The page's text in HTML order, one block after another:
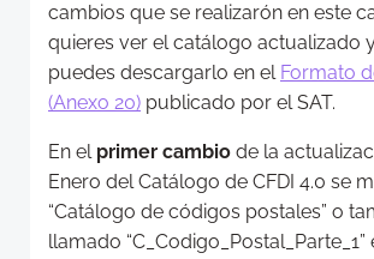
cambios que se realizarón en este
quieres ver el catálogo actualizado
puedes descargarlo en el Formato
(Anexo 20) publicado por el SAT.
En el primer cambio de la
Enero del Catálogo de CFDI 4.0 se
“Catálogo de códigos postales” o
llamado